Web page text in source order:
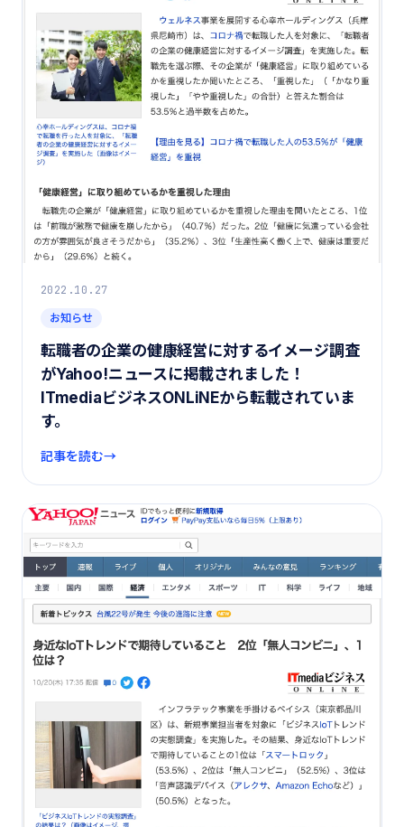
2022.10.27
お知らせ
転職者の企業の健康経営に対するイメージ調査
がYahoo!ニュースに掲載されました！
ITmediaビジネスONLiNEから転載されていま
す。
記事を読む